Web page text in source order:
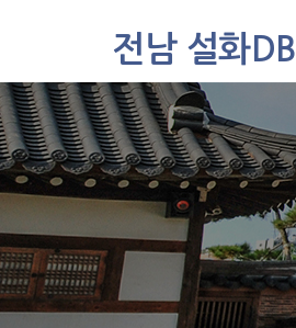
설화DB
통합검색
주제별
지역별
전남 설화DB